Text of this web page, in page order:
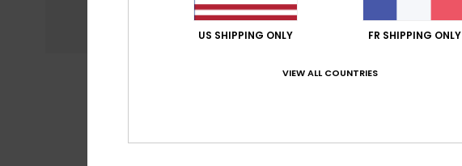
US SHIPPING ONLY FR SHIPPING ONLY
VIEW ALL COUNTRIES